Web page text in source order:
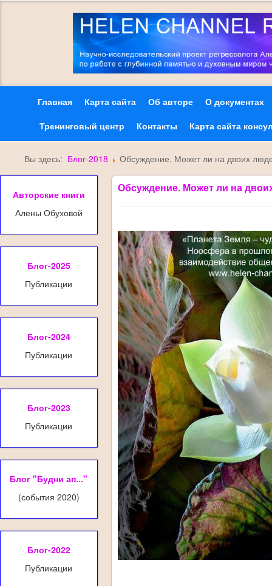
Главная Карта сайта Об авторе
О документах
Тренинговый центр
Контакты Карта сайта
Вы здесь: Блог-2018 Обсуждение. Может ли на двоих
Авторские книги
Алены Обуховой
Блог-2025
Публикации
Блог-2024
Публикации
Блог-2023
Публикации
Блог "Будни ап..."
(события 2020)
Блог-2022
Публикации
Обсуждение. Может ли на